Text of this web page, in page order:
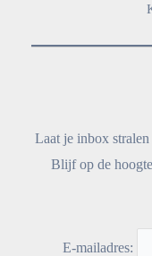
Laat je inbox
Blijf op de
E-mailadres: